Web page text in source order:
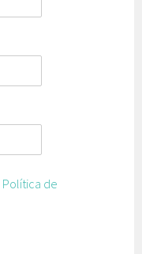
Política de